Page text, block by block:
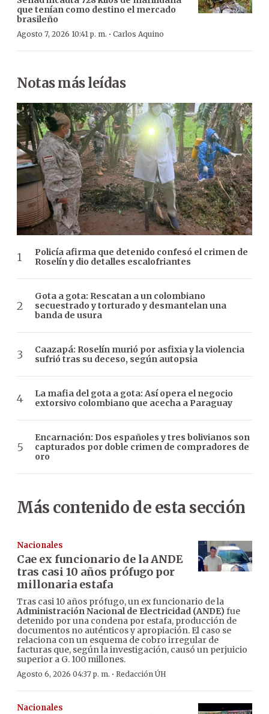
que tenían como destino el mercado
brasileño
Agosto 7, 2026 10:41 p. m. · Carlos Aquino
Notas más leídas
Policía afirma que detenido confesó el crimen de
Roselín y dio detalles escalofriantes
Gota a gota: Rescatan a un colombiano
secuestrado y torturado y desmantelan una
banda de usura
Caazapá: Roselín murió por asfixia y la violencia
sufrió tras su deceso, según autopsia
La mafia del gota a gota: Así opera el negocio
extorsivo colombiano que acecha a Paraguay
Encarnación: Dos españoles y tres bolivianos son
capturados por doble crimen de compradores de
oro
Más contenido de esta sección
Nacionales
Cae ex funcionario de la ANDE
tras casi 10 años prófugo por
millonaria estafa
Tras casi 10 años prófugo, un ex funcionario de la
Administración Nacional de Electricidad (ANDE)fue
detenido por una condena por estafa, producción de
documentos no auténticos y apropiación. El caso se
relaciona con un esquema de cobro irregular de
facturas que, según la investigación, causó un perjuicio
superior a G. 100 millones.
Agosto 6, 2026 04:37 p. m. · Redacción ÚH
Nacionales